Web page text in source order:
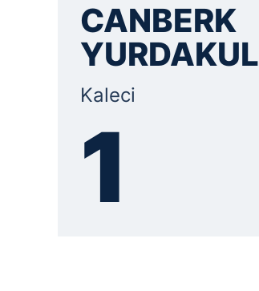
CANBERK
YURDAKUL
Kaleci
1